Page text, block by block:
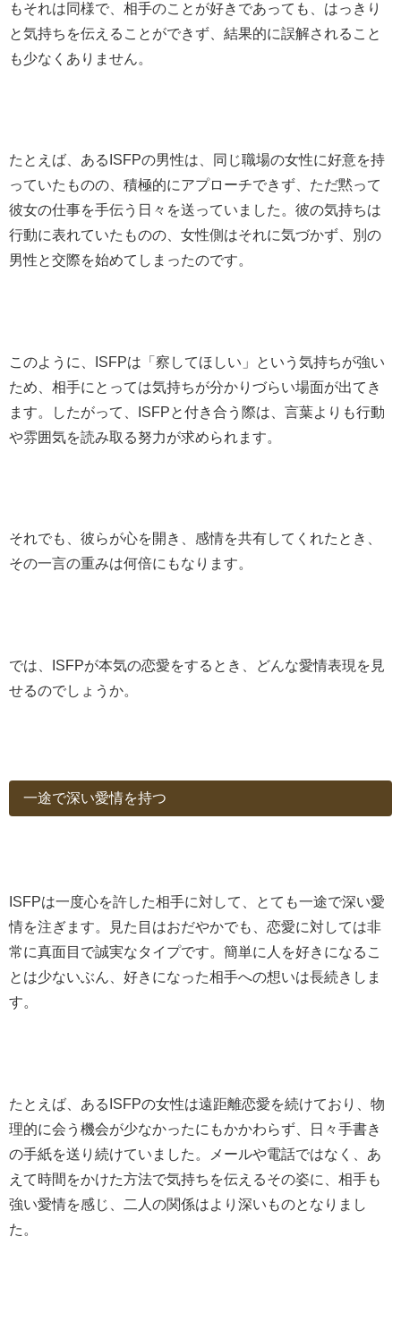
もそれは同様で、相手のことが好きであっても、はっきり
と気持ちを伝えることができず、結果的に誤解されること
も少なくありません。
たとえば、あるISFPの男性は、同じ職場の女性に好意を持
っていたものの、積極的にアプローチできず、ただ黙って
彼女の仕事を手伝う日々を送っていました。彼の気持ちは
行動に表れていたものの、女性側はそれに気づかず、別の
男性と交際を始めてしまったのです。
このように、ISFPは「察してほしい」という気持ちが強い
ため、相手にとっては気持ちが分かりづらい場面が出てき
ます。したがって、ISFPと付き合う際は、言葉よりも行動
や雰囲気を読み取る努力が求められます。
それでも、彼らが心を開き、感情を共有してくれたとき、
その一言の重みは何倍にもなります。
では、ISFPが本気の恋愛をするとき、どんな愛情表現を見
せるのでしょうか。
一途で深い愛情を持つ
ISFPは一度心を許した相手に対して、とても一途で深い愛
情を注ぎます。見た目はおだやかでも、恋愛に対しては非
常に真面目で誠実なタイプです。簡単に人を好きになるこ
とは少ないぶん、好きになった相手への想いは長続きしま
す。
たとえば、あるISFPの女性は遠距離恋愛を続けており、物
理的に会う機会が少なかったにもかかわらず、日々手書き
の手紙を送り続けていました。メールや電話ではなく、あ
えて時間をかけた方法で気持ちを伝えるその姿に、相手も
強い愛情を感じ、二人の関係はより深いものとなりまし
た。